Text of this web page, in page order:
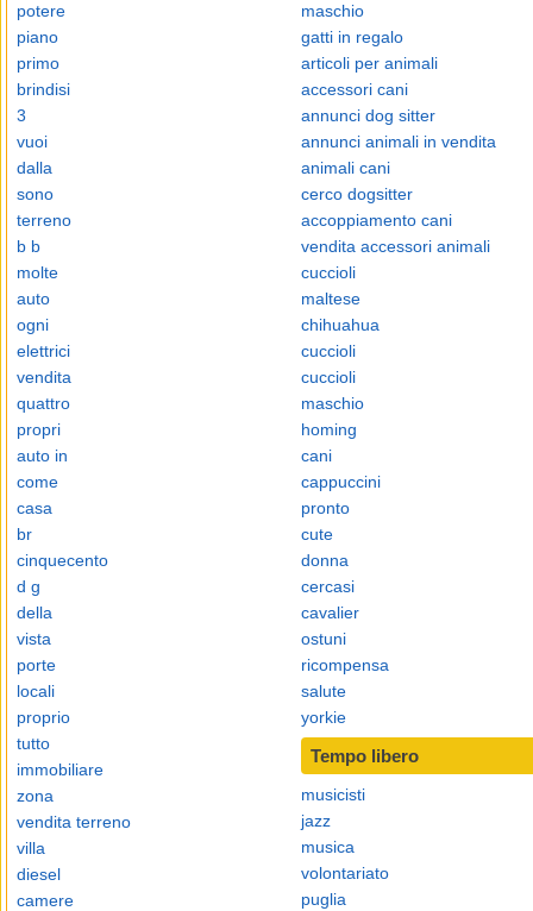
potere
piano
primo
brindisi
3
vuoi
dalla
sono
terreno
b b
molte
auto
ogni
elettrici
vendita
quattro
propri
auto in
come
casa
br
cinquecento
d g
della
vista
porte
locali
proprio
tutto
immobiliare
zona
vendita terreno
villa
diesel
camere
maschio
gatti in regalo
articoli per animali
accessori cani
annunci dog sitter
annunci animali in vendita
animali cani
cerco dogsitter
accoppiamento cani
vendita accessori animali
cuccioli
maltese
chihuahua
cuccioli
cuccioli
maschio
homing
cani
cappuccini
pronto
cute
donna
cercasi
cavalier
ostuni
ricompensa
salute
yorkie
Tempo libero
musicisti
jazz
musica
volontariato
puglia